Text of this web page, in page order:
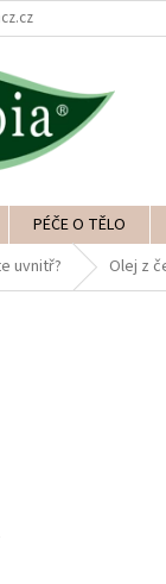
PÉČE O TĚLO
uvnitř? Olej z